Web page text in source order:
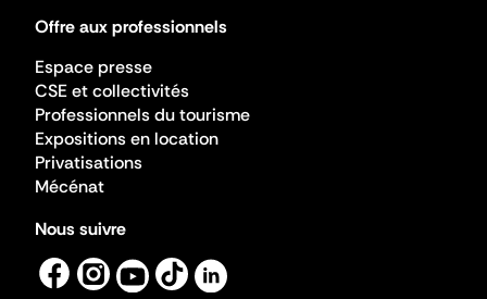
Offre aux professionnels
Espace presse
CSE et collectivités
Professionnels du tourisme
Expositions en location
Privatisations
Mécénat
Nous suivre